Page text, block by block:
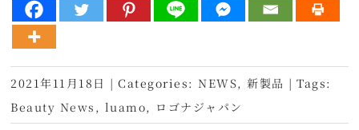
2021年11月18日 | Categories: NEWS,新製品 | Tags:
Beauty News , luamo, ロゴナジャパン